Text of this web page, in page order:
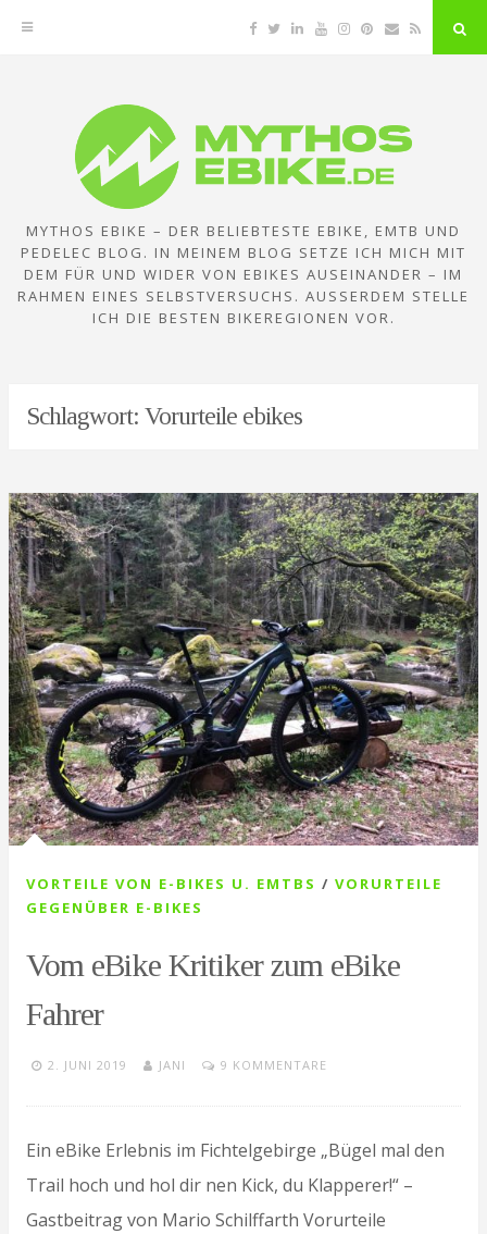
Facebook
TwitterLinkedinYouTubeInstagram
Pinterest
EmailRSS
MYTHOS EBIKE – DER BELIEBTESTE EBIKE, EMTB UND
PEDELEC BLOG. IN MEINEM BLOG SETZE ICH MICH MIT
DEM FÜR UND WIDER VON EBIKES AUSEINANDER – IM
RAHMEN EINES SELBSTVERSUCHS. AUSSERDEM STELLE I
CH DIE BESTEN BIKEREGIONEN VOR.
Schlagwort: Vorurteile ebikes
VORTEILE VON E-BIKES U. EMTBS / VORURTEILE
GEGENÜBER E-BIKES
Vom eBike Kritiker zum eBike
Fahrer
2. JUNI 2019 JANI 9 KOMMENTARE
Ein eBike Erlebnis im Fichtelgebirge „Bügel mal den
Trail hoch und hol dir nen Kick, du Klapperer!“ –
Gastbeitrag von Mario Schilffarth Vorurteile